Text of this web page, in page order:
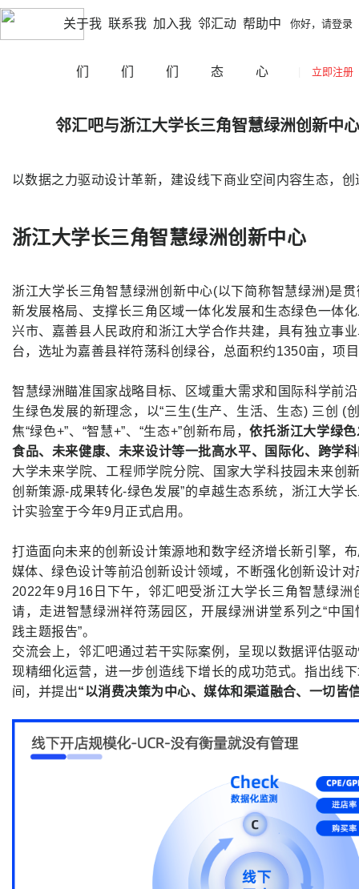
切换城市 网站导航
立即注册
你好，请登录
关于我
们
联系我
们
加入我
们
邻汇动
态
帮助中
心
你好，请登录
立即注册
邻汇吧与浙江大学长三角智慧绿洲创新中
以数据之力驱动设计革新，建设线下商业空间内容生态，
浙江大学长三角智慧绿洲创新中心
浙江大学长三角智慧绿洲创新中心(以下简称智慧绿洲)是
新发展格局、支撑长三角区域一体化发展和生态绿色一体
兴市、嘉善县人民政府和浙江大学合作共建，具有独立事
台，选址为嘉善县祥符荡科创绿谷，总面积约1350亩，项
智慧绿洲瞄准国家战略目标、区域重大需求和国际科学前
生绿色发展的新理念，以“三生(生产、生活、生态) 三创 (
焦“绿色+”、“智慧+”、“生态+”创新布局，依托浙江大学绿
食品、未来健康、未来设计等一批高水平、国际化、跨学
大学未来学院、工程师学院分院、国家大学科技园未来创
创新策源-成果转化-绿色发展”的卓越生态系统，浙江大学
计实验室于今年9月正式启用。
打造面向未来的创新设计策源地和数字经济增长新引擎，
媒体、绿色设计等前沿创新设计领域，不断强化创新设计
2022年9月16日下午，邻汇吧受浙江大学长三角智慧绿
请，走进智慧绿洲祥符荡园区，开展绿洲讲堂系列之“中
践主题报告”。
交流会上，邻汇吧通过若干实际案例，呈现以数据评估驱
现精细化运营，进一步创造线下增长的成功范式。指出线
间，并提出“以消费决策为中心、媒体和渠道融合、一切皆